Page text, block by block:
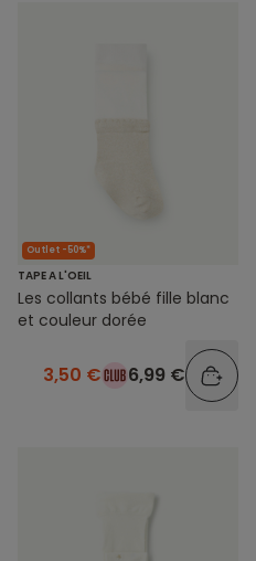
Outlet -50%*
TAPE A L'OEIL
Les collants bébé fille blanc
et couleur dorée
3,50 € 6,99 €